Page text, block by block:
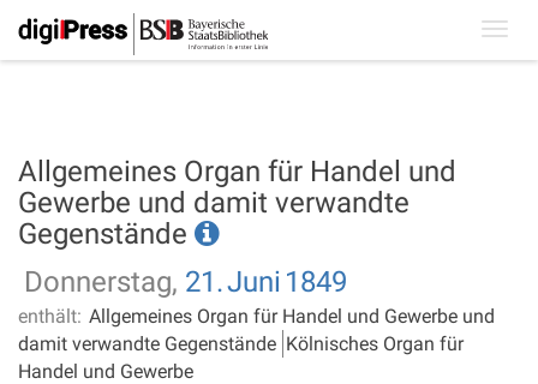
Allgemeines Organ für Handel und
Gewerbe und damit verwandte
Gegenstände
Donnerstag, 21.Juni 1849
enthält: Allgemeines Organ für Handel und Gewerbe und
damit verwandte Gegenstände Kölnisches Organ für
Handel und Gewerbe